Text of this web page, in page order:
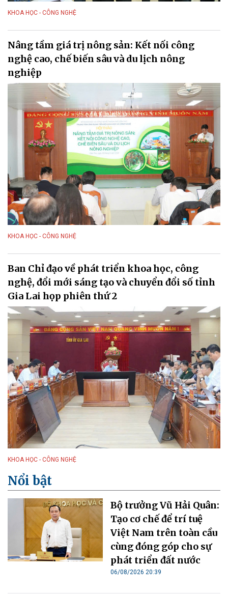
KHOA HỌC - CÔNG NGHỆ
Nâng tầm giá trị nông sản: Kết nối công
nghệ cao, chế biến sâu và du lịch nông
nghiệp
KHOA HỌC - CÔNG NGHỆ
Ban Chỉ đạo về phát triển khoa học, công
nghệ, đổi mới sáng tạo và chuyển đổi số tỉnh
Gia Lai họp phiên thứ 2
KHOA HỌC - CÔNG NGHỆ
Nổi bật
Bộ trưởng Vũ Hải Quân:
Tạo cơ chế để trí tuệ
Việt Nam trên toàn cầu
cùng đóng góp cho sự
phát triển đất nước
06/08/2026 20:39